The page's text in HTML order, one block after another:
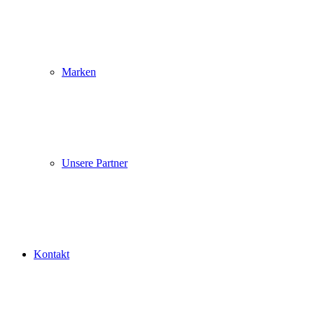
Marken
Unsere Partner
Kontakt